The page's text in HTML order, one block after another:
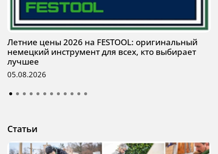
Летние цены 2026 на FESTOOL: оригинальный
немецкий инструмент для всех, кто выбирает
лучшее
05.08.2026
Статьи